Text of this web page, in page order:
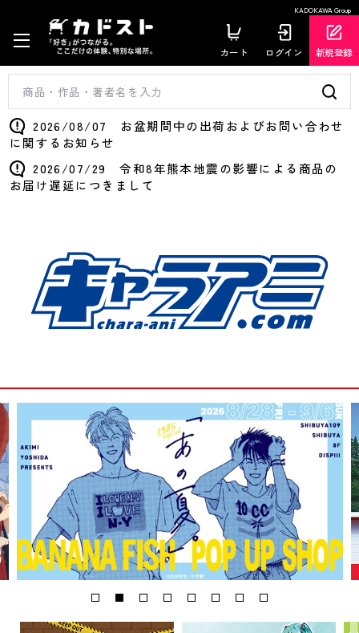
KADOKAWA Group
カート ログイン 新規登録
2026/08/07 お盆期間中の出荷およびお問い合わせ
に関するお知らせ
2026/07/29 令和8年熊本地震の影響による商品の
お届け遅延につきまして